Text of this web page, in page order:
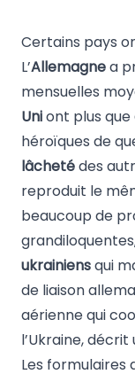
Certains pays
L’Allemagnea
mensuelles
Uniont plus que
héroïques de
lâchetédes
reproduit le
beaucoup de
ukrainiensqui
de liaison
aérienne qui
l’Ukraine,
Les formulaires